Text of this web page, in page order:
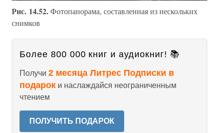
Рис. 14.52.Фотопанорама, составленная из нескольких
снимков
Более 800 000 книг и аудиокниг! 📚
Получи 2 месяца Литрес Подписки в
подарок и наслаждайся неограниченным
чтением
ПОЛУЧИТЬ ПОДАРОК